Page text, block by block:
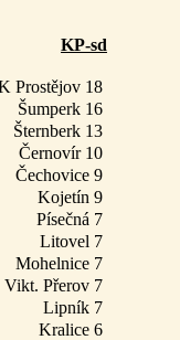
KP-sd
Prostějov 18
Šumperk 16
Šternberk 13
Černovír 10
Čechovice 9
Kojetín 9
Písečná 7
Litovel 7
Mohelnice 7
Vikt. Přerov 7
Lipník 7
Kralice 6